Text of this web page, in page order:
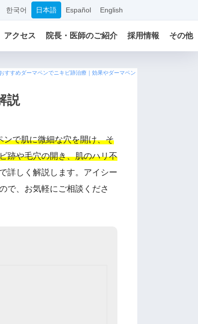
한국어 日本語 Español English
アクセス 院長・医師のご紹介 採用情報 その他
すすめダーマペンでニキビ跡治療｜効果やダーマペン
説
ンで肌に微細な穴を開け、そ
跡や毛穴の開き、肌のハリ不
詳しく解説します。アイシー
で、お気軽にご相談くださ